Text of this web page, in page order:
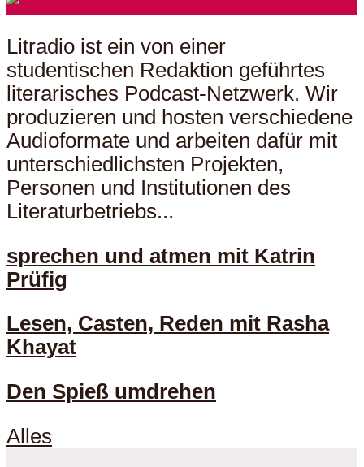
Litradio ist ein von einer
studentischen Redaktion geführtes
literarisches Podcast-Netzwerk. Wir
produzieren und hosten verschiedene
Audioformate und arbeiten dafür mit
unterschiedlichsten Projekten,
Personen und Institutionen des
Literaturbetriebs...
sprechen und atmen mit Katrin
Prüfig
Lesen, Casten, Reden mit Rasha
Khayat
Den Spieß umdrehen
Alles